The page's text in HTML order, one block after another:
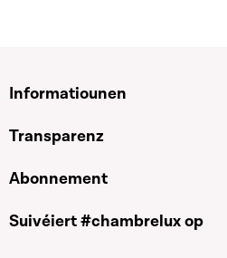
Informatiounen
Transparenz
Abonnement
Suivéiert #chambrelux op